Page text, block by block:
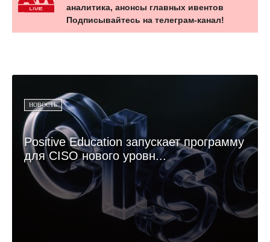
аналитика, анонсы главных ивентов
Подписывайтесь на телеграм-канал!
НОВОСТЬ
Positive Education запускает программу
для CISO нового уровн...